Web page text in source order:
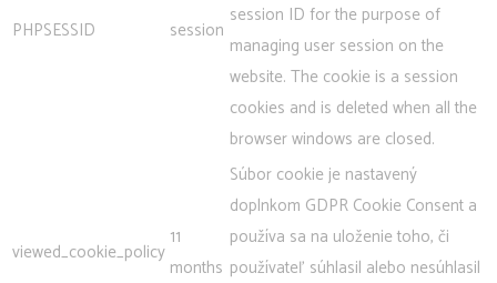
PHPSESSID session
session ID for the purpose of
managing user session on the
website. The cookie is a session
cookies and is deleted when all the
browser windows are closed.
viewed_cookie_policy
11
months
Súbor cookie je nastavený
doplnkom GDPR Cookie Consent a
používa sa na uloženie toho, či
používateľ súhlasil alebo nesúhlasil